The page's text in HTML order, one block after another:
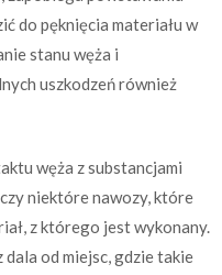
do pęknięcia materiału w
stanu węża i
uszkodzeń również
węża z substancjami
niektóre nawozy, które
z którego jest wykonany.
od miejsc, gdzie takie